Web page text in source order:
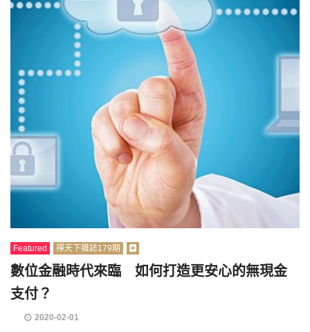
Featured 禪天下雜誌179期
數位金融時代來臨 如何打造更安心的無現金
支付？
2020-02-01